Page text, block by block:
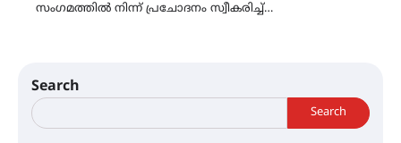
സംഗമത്തിൽ നിന്ന് പ്രചോദനം സ്വീകരിച്ച്…
Search
Search